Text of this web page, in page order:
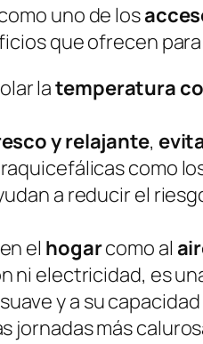
uno de los
que ofrecen para
latemperatura
y relajante,
como
a reducir el
el hogarcomo al
ni electricidad, es
y a su
jornadas más